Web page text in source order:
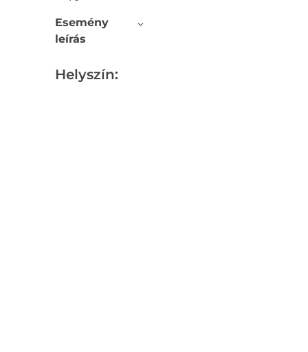
Esemény
leírás
Helyszín: